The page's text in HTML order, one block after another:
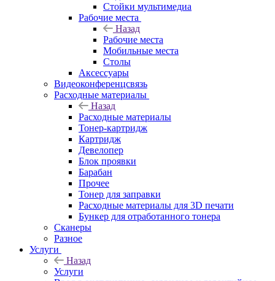
Стойки мультимедиа
Рабочие места
Назад
Рабочие места
Мобильные места
Столы
Аксессуары
Видеоконференцсвязь
Расходные материалы
Назад
Расходные материалы
Тонер-картридж
Картридж
Девелопер
Блок проявки
Барабан
Прочее
Тонер для заправки
Расходные материалы для 3D печати
Бункер для отработанного тонера
Сканеры
Разное
Услуги
Назад
Услуги